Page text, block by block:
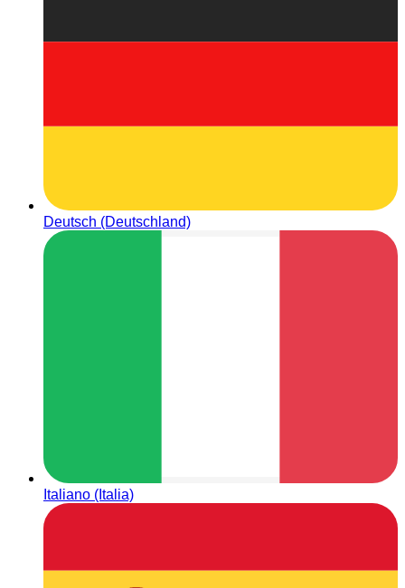
Deutsch (Deutschland)
Italiano (Italia)